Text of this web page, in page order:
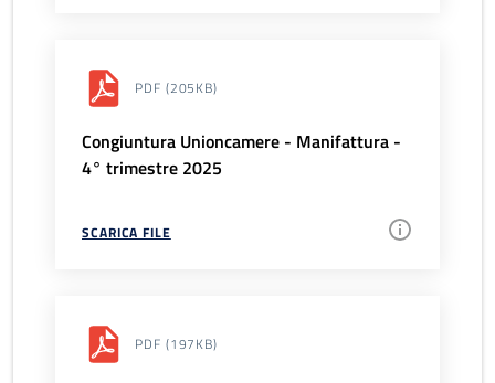
PDF (205KB)
Congiuntura Unioncamere - Manifattura -
4° trimestre 2025
SCARICA FILE
PDF (197KB)